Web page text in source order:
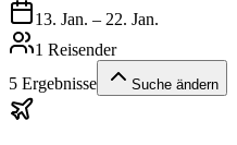
13. Jan. – 22. Jan.
1 Reisender
5 Ergebnisse Suche ändern